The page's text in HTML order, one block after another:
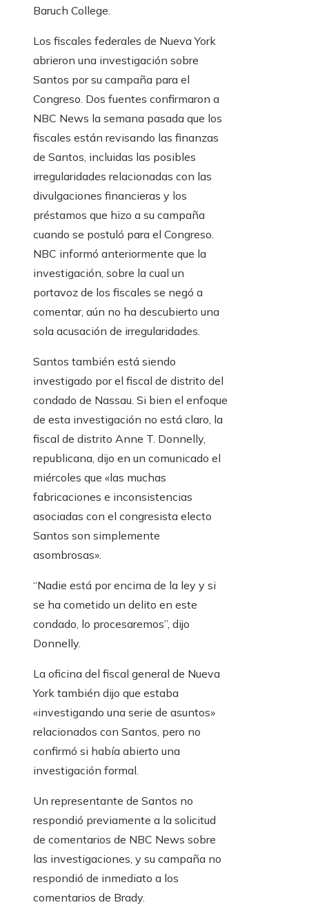
Baruch College.
Los fiscales federales de Nueva York
abrieron una investigación sobre
Santos por su campaña para el
Congreso. Dos fuentes confirmaron a
NBC News la semana pasada que los
fiscales están revisando las finanzas
de Santos, incluidas las posibles
irregularidades relacionadas con las
divulgaciones financieras y los
préstamos que hizo a su campaña
cuando se postuló para el Congreso.
NBC informó anteriormente que la
investigación, sobre la cual un
portavoz de los fiscales se negó a
comentar, aún no ha descubierto una
sola acusación de irregularidades.
Santos también está siendo
investigado por el fiscal de distrito del
condado de Nassau. Si bien el enfoque
de esta investigación no está claro, la
fiscal de distrito Anne T. Donnelly,
republicana, dijo en un comunicado el
miércoles que «las muchas
fabricaciones e inconsistencias
asociadas con el congresista electo
Santos son simplemente
asombrosas».
“Nadie está por encima de la ley y si
se ha cometido un delito en este
condado, lo procesaremos”, dijo
Donnelly.
La oficina del fiscal general de Nueva
York también dijo que estaba
«investigando una serie de asuntos»
relacionados con Santos, pero no
confirmó si había abierto una
investigación formal.
Un representante de Santos no
respondió previamente a la solicitud
de comentarios de NBC News sobre
las investigaciones, y su campaña no
respondió de inmediato a los
comentarios de Brady.